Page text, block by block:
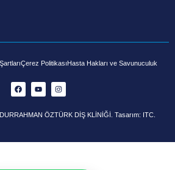
Çerez PolitikasıHasta Hakları ve Savunuculuk
ÖZTÜRK DİŞ KLİNİĞİ. Tasarım: ITC.